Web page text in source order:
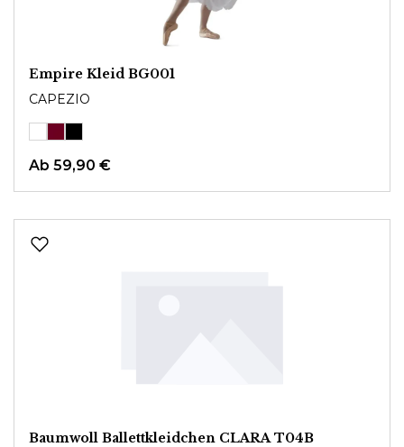
Empire Kleid BG001
CAPEZIO
Ab 59,90 €
Baumwoll Ballettkleidchen CLARA T04B